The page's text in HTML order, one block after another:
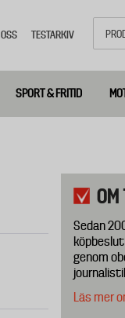
TESTARKIV
SPORT & FRITID
OM
Sedan
genom
Läs mer